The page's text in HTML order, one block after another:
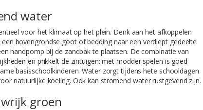
water
voor het klimaat op het plein. Denk aan het afkoppelen
bovengrondse goot of bedding naar een verdiept gedeelte
handpomp bij de zandbak te plaatsen. De combinatie van
en prikkelt de zintuigen: met modder spelen is goed
basisschoolkinderen. Water zorgt tijdens hete schooldagen
natuurlijke koeling. Ook kan stromend water rustgevend zijn.
groen